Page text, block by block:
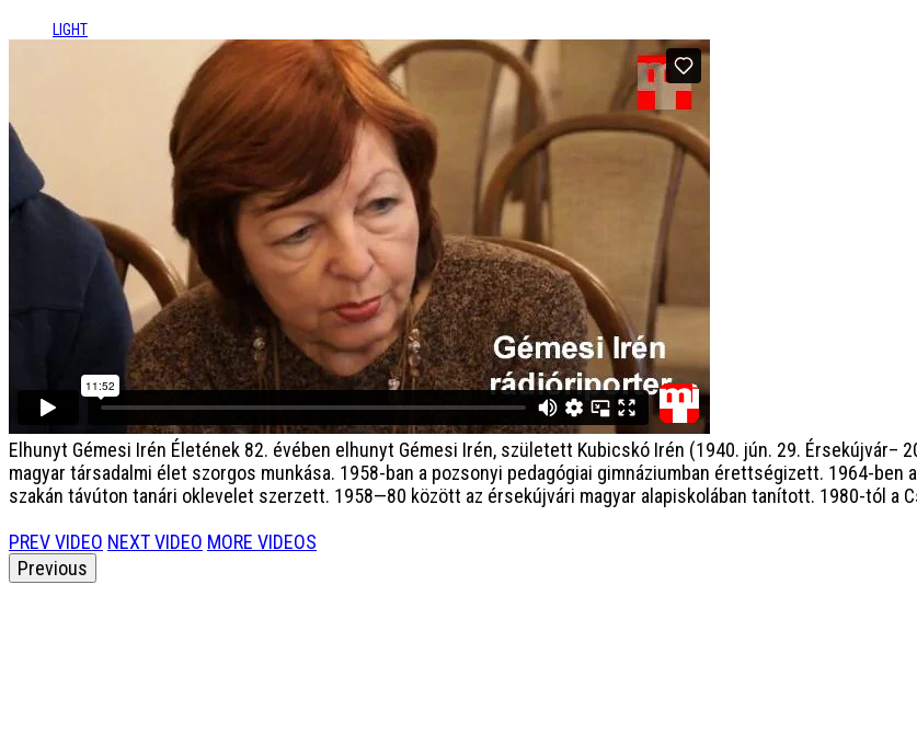
LIGHT
Elhunyt Gémesi Irén Életének 82. évében elhunyt Gémesi Irén, született Kubicskó Irén (1940. jún. 29. Érsekújvár–
magyar társadalmi élet szorgos munkása. 1958-ban a pozsonyi pedagógiai gimnáziumban érettségizett. 1964-ben
szakán távúton tanári oklevelet szerzett. 1958—80 között az érsekújvári magyar alapiskolában tanított. 1980-tól a
PREV VIDEO NEXT VIDEO MORE VIDEOS
Previous